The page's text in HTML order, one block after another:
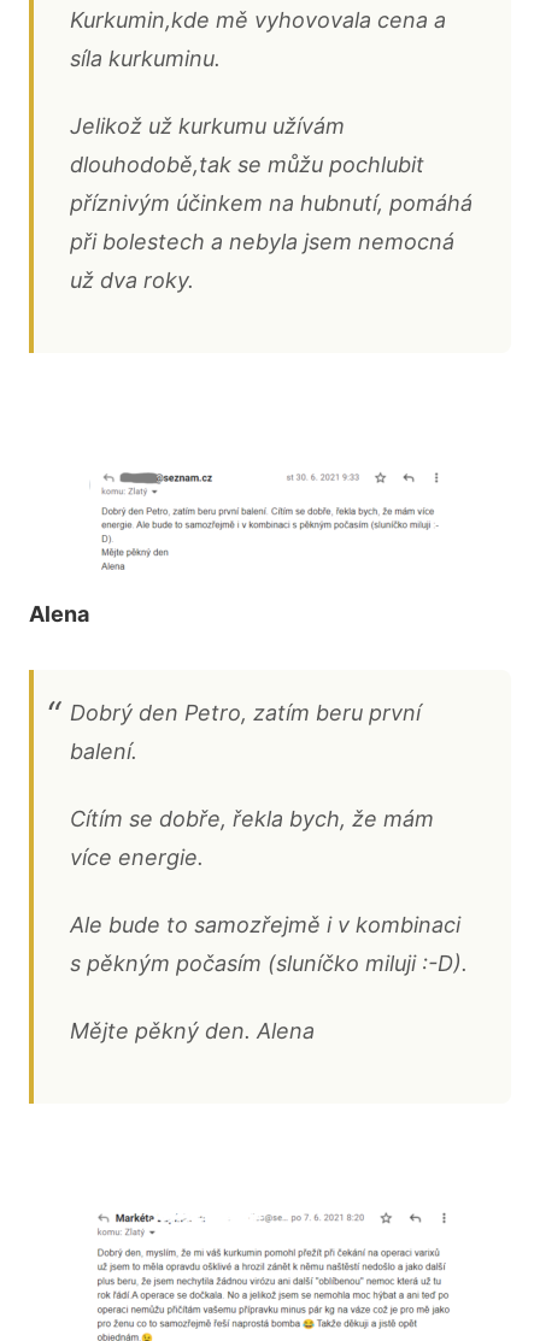
Kurkumin,kde mě vyhovovala cena a
síla kurkuminu.
Jelikož už kurkumu užívám
dlouhodobě,tak se můžu pochlubit
příznivým účinkem na hubnutí, pomáhá
při bolestech a nebyla jsem nemocná
už dva roky.
Alena
Dobrý den Petro, zatím beru první
balení.
Cítím se dobře, řekla bych, že mám
více energie.
Ale bude to samozřejmě i v kombinaci
s pěkným počasím (sluníčko miluji :-D).
Mějte pěkný den. Alena